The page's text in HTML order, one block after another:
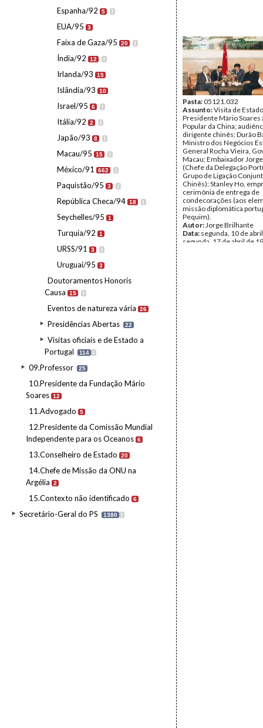
Espanha/92 5 I
EUA/95 3
Faixa de Gaza/95 20 I
Índia/92 12 I
Irlanda/93 15
Islândia/93 10
Israel/95 6 I
Itália/92 2 I
Japão/93 8 I
Macau/95 15 I
México/91 662 I
Paquistão/95 3 I
República Checa/94 18 I
Seychelles/95 1
Turquia/92 1
URSS/91 3 I
Uruguai/95 3
Doutoramentos Honoris
Causa
15 I
Eventos de natureza vária 26
Presidências Abertas 22
Visitas oficiais e de Estado a
Portugal
114 I
09.Professor 25
10.Presidente da Fundação Mário
Soares 12
11.Advogado 5
12.Presidente da Comissão Mundial
Independente para os Oceanos 6
13.Conselheiro de Estado 20
14.Chefe de Missão da ONU na
Argélia
2
15.Contexto não identificado 6
Secretário-Geral do PS 1380 I
militar com os
Soares sobre um
Autor:Jorge Brilhante
Data:segunda, 10 de
segunda, 17 de abril de
Fundo:AMS - Arquivo
Tipo Documental:
Página(s):36
Pasta:05121.032
Assunto:Visita de
Presidente Mário Soares
Popular da China;
dirigente chinês; Durão
Ministro dos Negócios
General Rocha Vieira,
Macau; Embaixador
(Chefe da Delegação
Grupo de Ligação
Chinês); Stanley Ho,
cerimónia de entrega de
condecorações (aos
missão diplomática
Pequim).
Autor:Jorge Brilhante
Data: segunda, 10 de
segunda, 17 de abril de